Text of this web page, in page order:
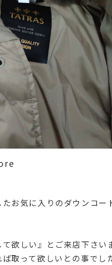
お気に入りのダウンコ
欲しい』とご来店下さい
取って欲しいとの事でし